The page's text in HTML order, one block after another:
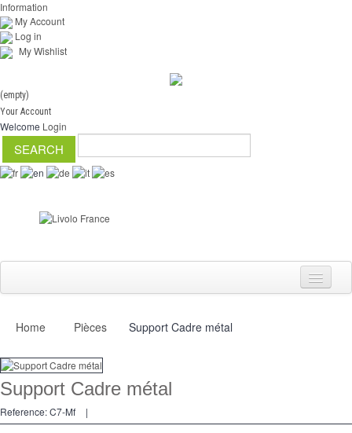
Information
My Account
Log in
My Wishlist
(empty)
Your Account
Welcome Login
Switch
Dimmer
2 Ways
Home Pièces Support Cadre métal
Support Cadre métal
Reference:C7-Mf |